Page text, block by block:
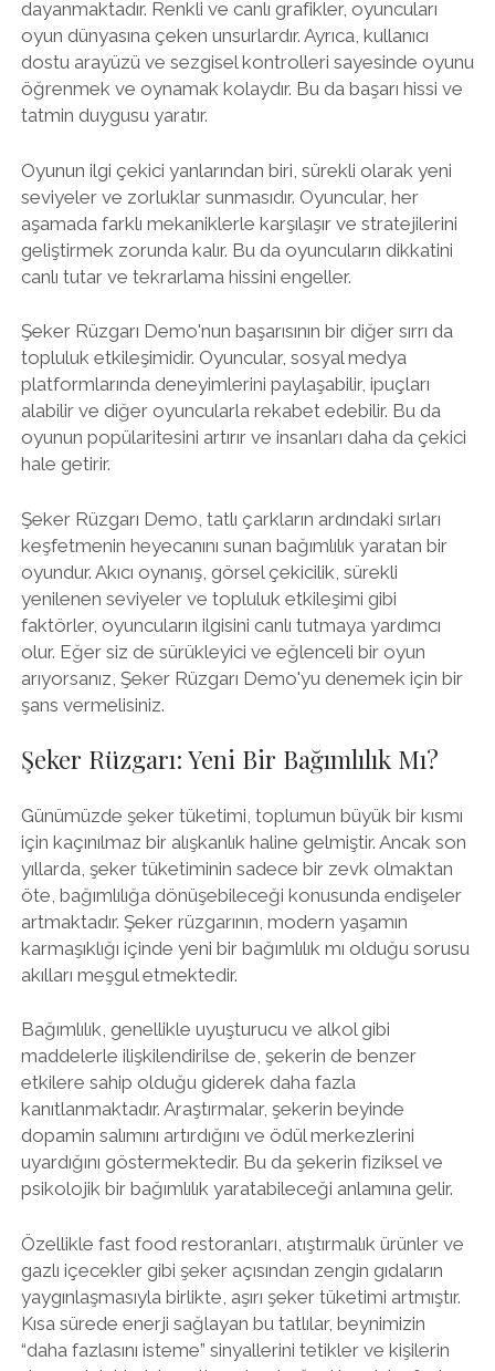
dayanmaktadır. Renkli ve canlı grafikler, oyuncuları
oyun dünyasına çeken unsurlardır. Ayrıca, kullanıcı
dostu arayüzü ve sezgisel kontrolleri sayesinde oyunu
öğrenmek ve oynamak kolaydır. Bu da başarı hissi ve
tatmin duygusu yaratır.
Oyunun ilgi çekici yanlarından biri, sürekli olarak yeni
seviyeler ve zorluklar sunmasıdır. Oyuncular, her
aşamada farklı mekaniklerle karşılaşır ve stratejilerini
geliştirmek zorunda kalır. Bu da oyuncuların dikkatini
canlı tutar ve tekrarlama hissini engeller.
Şeker Rüzgarı Demo'nun başarısının bir diğer sırrı da
topluluk etkileşimidir. Oyuncular, sosyal medya
platformlarında deneyimlerini paylaşabilir, ipuçları
alabilir ve diğer oyuncularla rekabet edebilir. Bu da
oyunun popülaritesini artırır ve insanları daha da çekici
hale getirir.
Şeker Rüzgarı Demo, tatlı çarkların ardındaki sırları
keşfetmenin heyecanını sunan bağımlılık yaratan bir
oyundur. Akıcı oynanış, görsel çekicilik, sürekli
yenilenen seviyeler ve topluluk etkileşimi gibi
faktörler, oyuncuların ilgisini canlı tutmaya yardımcı
olur. Eğer siz de sürükleyici ve eğlenceli bir oyun
arıyorsanız, Şeker Rüzgarı Demo'yu denemek için bir
şans vermelisiniz.
Şeker Rüzgarı: Yeni Bir Bağımlılık Mı?
Günümüzde şeker tüketimi, toplumun büyük bir kısmı
için kaçınılmaz bir alışkanlık haline gelmiştir. Ancak son
yıllarda, şeker tüketiminin sadece bir zevk olmaktan
öte, bağımlılığa dönüşebileceği konusunda endişeler
artmaktadır. Şeker rüzgarının, modern yaşamın
karmaşıklığı içinde yeni bir bağımlılık mı olduğu sorusu
akılları meşgul etmektedir.
Bağımlılık, genellikle uyuşturucu ve alkol gibi
maddelerle ilişkilendirilse de, şekerin de benzer
etkilere sahip olduğu giderek daha fazla
kanıtlanmaktadır. Araştırmalar, şekerin beyinde
dopamin salımını artırdığını ve ödül merkezlerini
uyardığını göstermektedir. Bu da şekerin fiziksel ve
psikolojik bir bağımlılık yaratabileceği anlamına gelir.
Özellikle fast food restoranları, atıştırmalık ürünler ve
gazlı içecekler gibi şeker açısından zengin gıdaların
yaygınlaşmasıyla birlikte, aşırı şeker tüketimi artmıştır.
Kısa sürede enerji sağlayan bu tatlılar, beynimizin
“daha fazlasını isteme” sinyallerini tetikler ve kişilerin